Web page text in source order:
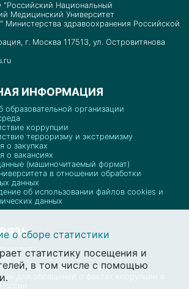
Национальный
Медицинский Университет
Министерства здравоохранения Российской
г. Москва 117513, ул. Островитянова
ИНФОРМАЦИЯ
образовательной организации
коррупции
терроризму и экстремизму
о закупках
о вакансиях
(машиночитаемый формат)
в отношении обработки
данных
об использовании файлов cookies и
данных
обеспечения
для обращений о фактах коррупции в
о сборе статистики
статистику посещения и
в том числе с помощью